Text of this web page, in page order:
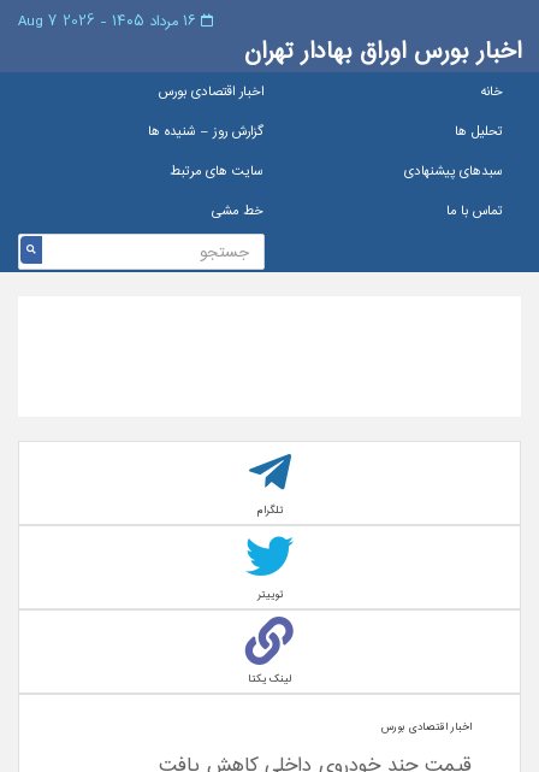
اخبار بورس اوراق بهادار تهران
خانه
اخبار اقتصادی بورس
تحلیل ها
گزارش روز – شنيده ها
سبدهای پیشنهادی
سایت های مرتبط
تماس با ما
خط مشی
تلگرام
توییتر
لینک یکتا
اخبار اقتصادی بورس